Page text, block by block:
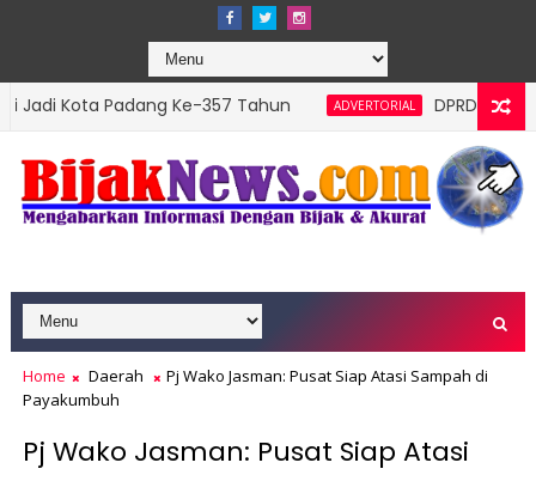
Ke-357 Tahun ADVERTORIAL
DPRD Padang Gelar
Home Daerah
Pj Wako Jasman: Pusat Siap Atasi Sampah di
Payakumbuh
Pj Wako Jasman: Pusat Siap Atasi